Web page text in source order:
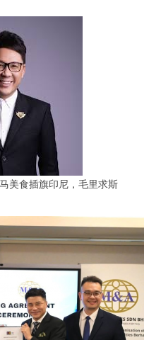
美食插旗印尼，毛里求斯